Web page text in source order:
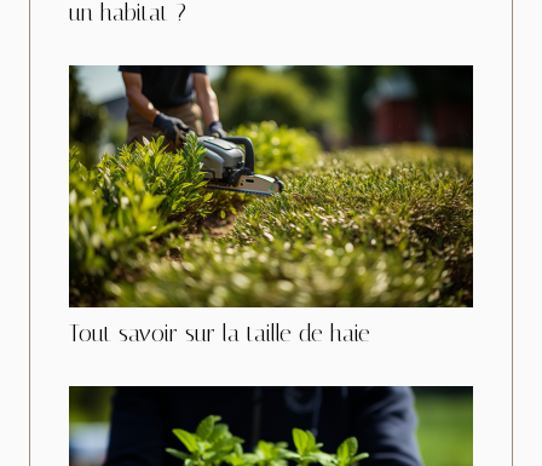
un habitat ?
Tout savoir sur la taille de haie